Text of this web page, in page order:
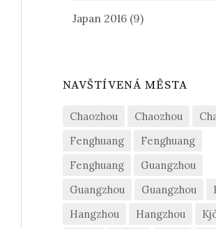
Japan 2016 (9)
NAVŠTÍVENÁ MĚSTA
Chaozhou Chaozhou
Fenghuang
Fenghuang
Fenghuang
Guangzhou
Guangzhou
Guangzhou
Hangzhou
Hangzhou